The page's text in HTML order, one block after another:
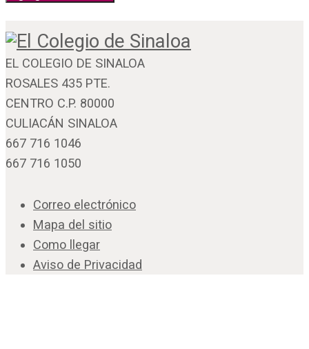
EL COLEGIO DE SINALOA
ROSALES 435 PTE.
CENTRO C.P. 80000
CULIACÁN SINALOA
667 716 1046
667 716 1050
Correo electrónico
Mapa del sitio
Como llegar
Aviso de Privacidad